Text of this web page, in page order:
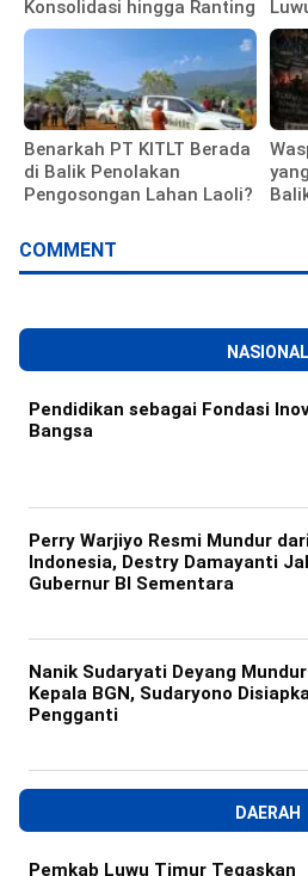
Konsolidasi hingga Ranting
Benarkah PT KITLT Berada
di Balik Penolakan
Pengosongan Lahan Laoli?
COMMENT
NASIONAL
Pendidikan sebagai Fondasi
Bangsa
Perry Warjiyo Resmi Mundur
Indonesia, Destry Damayanti
Gubernur BI Sementara
Nanik Sudaryati Deyang
Kepala BGN, Sudaryono
Pengganti
DAERAH
Pemkab Luwu Timur Tegaskan